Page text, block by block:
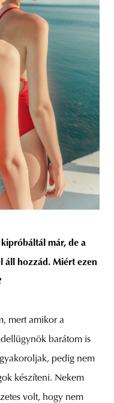
már, de a
áll hozzád. Miért ezen
mert amikor a
barátom is
pedig nem
készíteni. Nekem
volt, hogy nem